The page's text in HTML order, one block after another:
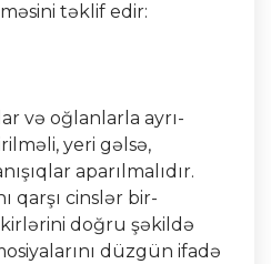
təklif edir:
və oğlanlarla ayrı-
yeri gəlsə,
aparılmalıdır.
qarşı cinslər bir-
doğru şəkildə
düzgün ifadə